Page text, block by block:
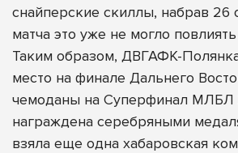
снайперские скиллы, набрав 26
матча это уже не могло
Таким образом, ДВГАФК-
место на финале Дальнего
чемоданы на Суперфинал МЛБЛ
награждена серебряными
взяла еще одна хабаровская